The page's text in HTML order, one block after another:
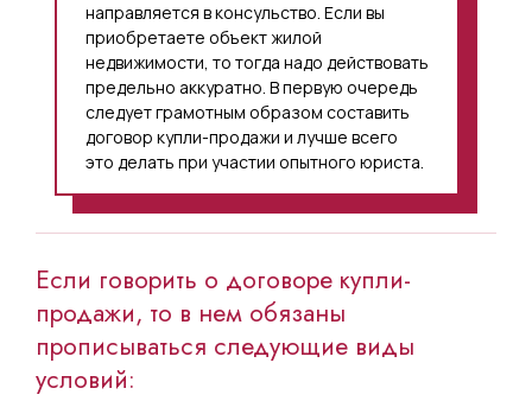
направляется в консульство. Если вы
приобретаете объект жилой
недвижимости, то тогда надо действовать
предельно аккуратно. В первую очередь
следует грамотным образом составить
договор купли-продажи и лучше всего
это делать при участии опытного юриста.
Если говорить о договоре купли-
продажи, то в нем обязаны
прописываться следующие виды
условий: